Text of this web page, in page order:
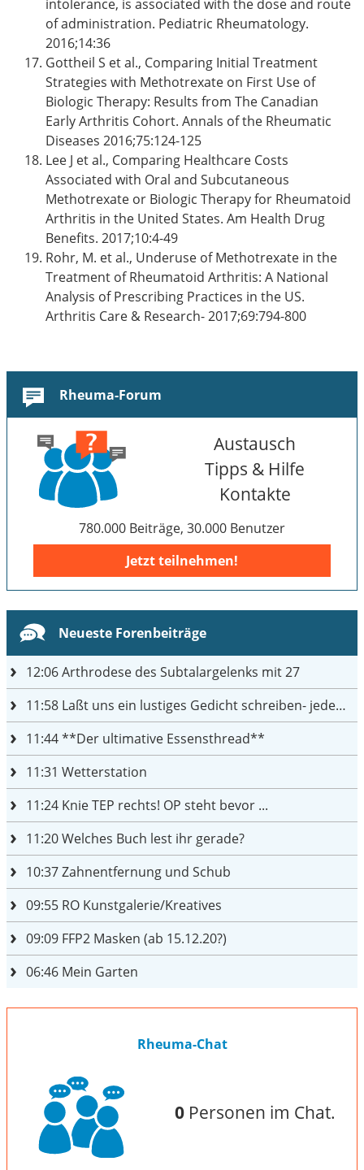
intolerance, is associated with the dose and route
of administration. Pediatric Rheumatology.
2016;14:36
Gottheil S et al., Comparing Initial Treatment
Strategies with Methotrexate on First Use of
Biologic Therapy: Results from The Canadian
Early Arthritis Cohort. Annals of the Rheumatic
Diseases 2016;75:124-125
Lee J et al., Comparing Healthcare Costs
Associated with Oral and Subcutaneous
Methotrexate or Biologic Therapy for Rheumatoid
Arthritis in the United States. Am Health Drug
Benefits. 2017;10:4-49
Rohr, M. et al., Underuse of Methotrexate in the
Treatment of Rheumatoid Arthritis: A National
Analysis of Prescribing Practices in the US.
Arthritis Care & Research- 2017;69:794-800
Rheuma-Forum
Austausch
Tipps & Hilfe
Kontakte
780.000 Beiträge, 30.000 Benutzer
Jetzt teilnehmen!
Neueste Forenbeiträge
12:06Arthrodese des Subtalargelenks mit 27
11:58 Laßt uns ein lustiges Gedicht schreiben- jeder einen Satz
11:44**Der ultimative Essensthread**
11:31 Wetterstation
11:24 Knie TEP rechts! OP steht bevor ...
11:20Welches Buch lest ihr gerade?
10:37Zahnentfernung und Schub
09:55 RO Kunstgalerie/Kreatives
09:09 FFP2 Masken (ab 15.12.20?)
06:46 Mein Garten
Rheuma-Chat
0Personen im Chat.